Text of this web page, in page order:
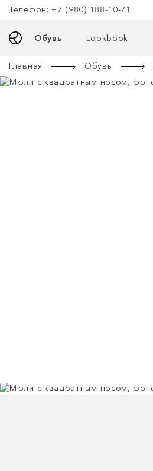
Телефон: +7 (980) 188-10-71
Обувь Lookbook
Главная Обувь